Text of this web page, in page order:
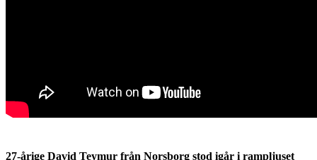
27-årige David Teymur från Norsborg stod igår i rampljuset